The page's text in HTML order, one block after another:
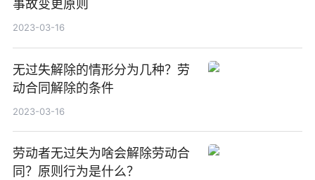
事故变更原则
2023-03-16
无过失解除的情形分为几种？劳
动合同解除的条件
2023-03-16
劳动者无过失为啥会解除劳动合
同？原则行为是什么？